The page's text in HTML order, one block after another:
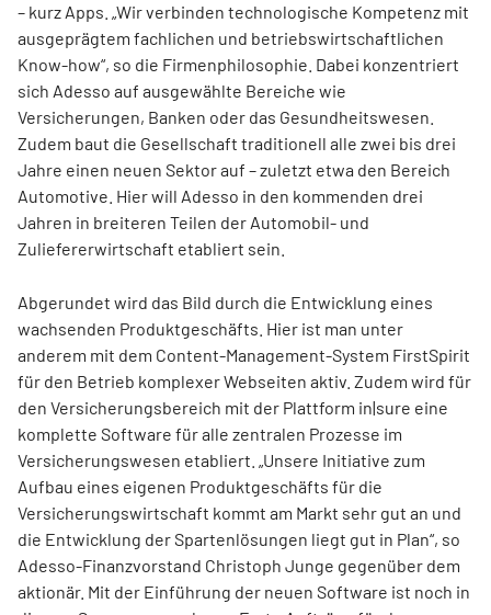
– kurz Apps. „Wir verbinden technologische Kompetenz mit
ausgeprägtem fachlichen und betriebswirtschaftlichen
Know-how“, so die Firmenphilosophie. Dabei konzentriert
sich Adesso auf ausgewählte Bereiche wie
Versicherungen, Banken oder das Gesundheitswesen.
Zudem baut die Gesellschaft traditionell alle zwei bis drei
Jahre einen neuen Sektor auf – zuletzt etwa den Bereich
Automotive. Hier will Adesso in den kommenden drei
Jahren in breiteren Teilen der Automobil- und
Zuliefererwirtschaft etabliert sein.
Abgerundet wird das Bild durch die Entwicklung eines
wachsenden Produktgeschäfts. Hier ist man unter
anderem mit dem Content-Management-System FirstSpirit
für den Betrieb komplexer Webseiten aktiv. Zudem wird für
den Versicherungsbereich mit der Plattform in|sure eine
komplette Software für alle zentralen Prozesse im
Versicherungswesen etabliert. „Unsere Initiative zum
Aufbau eines eigenen Produktgeschäfts für die
Versicherungswirtschaft kommt am Markt sehr gut an und
die Entwicklung der Spartenlösungen liegt gut in Plan“, so
Adesso-Finanzvorstand Christoph Junge gegenüber dem
aktionär. Mit der Einführung der neuen Software ist noch in